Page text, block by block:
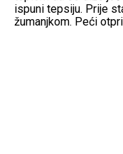
ispuni tepsiju. Prije
žumanjkom. Peći